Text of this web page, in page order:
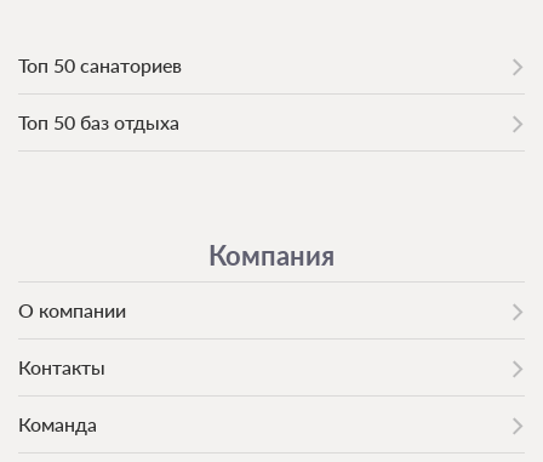
Топ 50 санаториев
Топ 50 баз отдыха
Компания
О компании
Контакты
Команда